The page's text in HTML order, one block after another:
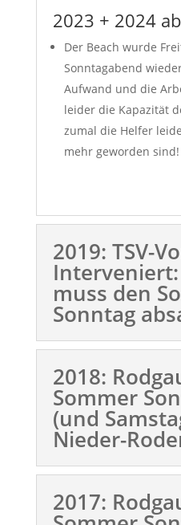
2023 + 2024
Der Beach wurde
Sonntagabend
Aufwand und die
leider die Kapazität
zumal die Helfer
mehr geworden sind!
2019: TSV-
Interveniert:
muss den
Sonntag
2018:
Sommer
(und
Nieder-
2017: